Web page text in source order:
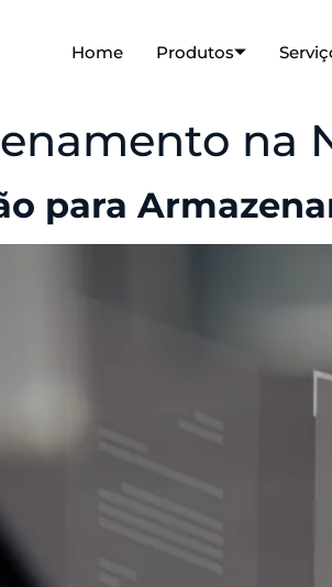
Home Produtos
na
para